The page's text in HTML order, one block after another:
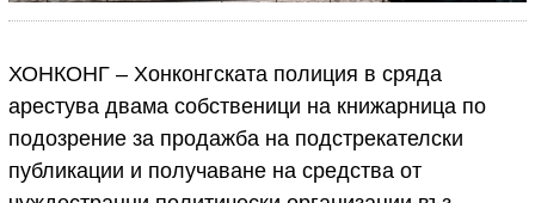
ХОНКОНГ – Хонконгската полиция в сряда
арестува двама собственици на книжарница по
подозрение за продажба на подстрекателски
публикации и получаване на средства от